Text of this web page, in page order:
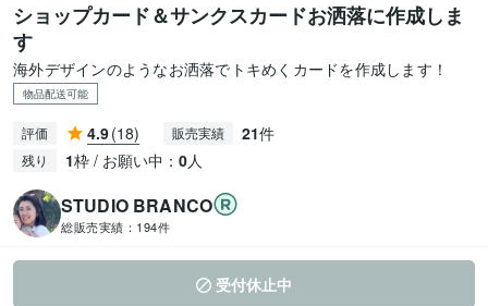
ショップカード＆サンクスカードお洒落に作成しま
す
海外デザインのようなお洒落でトキめくカードを作成します！
物品配送可能
評価 4.9(18) 販売実績 21件
残り 1枠 / お願い中： 0人
STUDIO BRANCO
総販売実績： 194件
受付休止中